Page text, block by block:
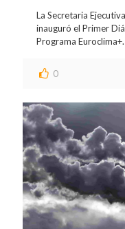
La Secretaria
inauguró el Primer
Programa Euroclima+.
0